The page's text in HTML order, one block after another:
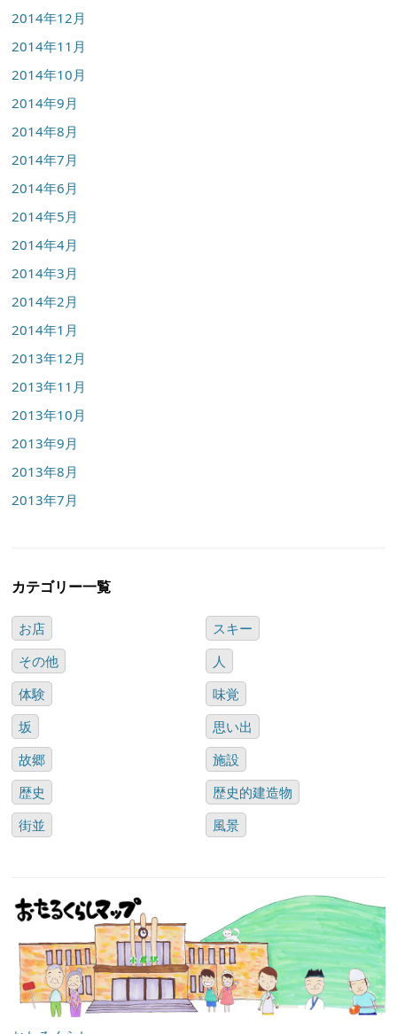
2014年12月
2014年11月
2014年10月
2014年9月
2014年8月
2014年7月
2014年6月
2014年5月
2014年4月
2014年3月
2014年2月
2014年1月
2013年12月
2013年11月
2013年10月
2013年9月
2013年8月
2013年7月
カテゴリー一覧
お店
スキー
その他
人
体験
味覚
坂
思い出
故郷
施設
歴史
歴史的建造物
街並
風景